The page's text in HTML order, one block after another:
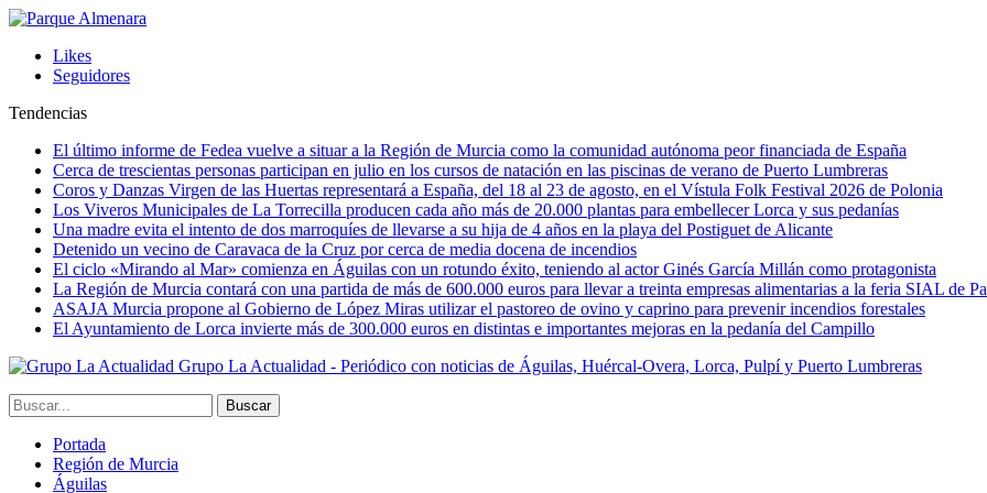
Likes
Seguidores
Tendencias
El último informe de Fedea vuelve a situar a la Región de Murcia como la comunidad autónoma peor financiada de España
Cerca de trescientas personas participan en julio en los cursos de natación en las piscinas de verano de Puerto Lumbreras
Coros y Danzas Virgen de las Huertas representará a España, del 18 al 23 de agosto, en el Vístula Folk Festival 2026 de Polonia
Los Viveros Municipales de La Torrecilla producen cada año más de 20.000 plantas para embellecer Lorca y sus pedanías
Una madre evita el intento de dos marroquíes de llevarse a su hija de 4 años en la playa del Postiguet de Alicante
Detenido un vecino de Caravaca de la Cruz por cerca de media docena de incendios
El ciclo «Mirando al Mar» comienza en Águilas con un rotundo éxito, teniendo al actor Ginés García Millán como protagonista
La Región de Murcia contará con una partida de más de 600.000 euros para llevar a treinta empresas alimentarias a la feria SIAL de
ASAJA Murcia propone al Gobierno de López Miras utilizar el pastoreo de ovino y caprino para prevenir incendios forestales
El Ayuntamiento de Lorca invierte más de 300.000 euros en distintas e importantes mejoras en la pedanía del Campillo
Grupo La Actualidad - Periódico con noticias de Águilas, Huércal-Overa, Lorca, Pulpí y Puerto Lumbreras
Portada
Región de Murcia
Águilas